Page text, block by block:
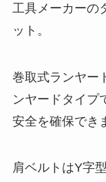
工具メーカーの
ット。
巻取式ランヤー
ンヤードタイプ
安全を確保でき
肩ベルトはY字